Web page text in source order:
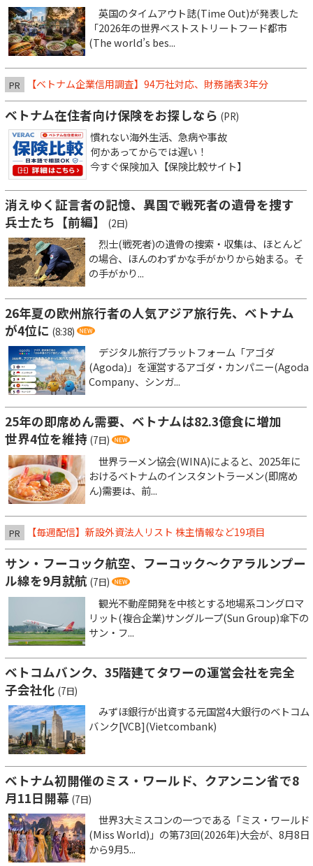
英国のタイムアウト誌(Time Out)が発表した
「2026年の世界ベストストリートフード都市
(The world’s bes...
PR 【ベトナム企業信用調査】94万社対応、財務諸表3年分
ベトナム在住者向け保険をお探しなら (PR)
慣れない海外生活、急病や事故
何かあってからでは遅い！
今すぐ保険加入【保険比較サイト】
消えゆく証言者の記憶、異国で戦死者の遺骨を捜す
兵士たち【前編】
(2日)
烈士(戦死者)の遺骨の捜索・収集は、ほとんど
の場合、ほんのわずかな手がかりから始まる。そ
の手がかり...
26年夏の欧州旅行者の人気アジア旅行先、ベトナム
が4位に (8:38)
デジタル旅行プラットフォーム「アゴダ
(Agoda)」を運営するアゴダ・カンパニー(Agoda
Company、シンガ...
25年の即席めん需要、ベトナムは82.3億食に増加
世界4位を維持 (7日)
世界ラーメン協会(WINA)によると、2025年に
おけるベトナムのインスタントラーメン(即席め
ん)需要は、前...
PR 【毎週配信】新設外資法人リスト 株主情報など19項目
サン・フーコック航空、フーコック～クアラルンプー
ル線を9月就航 (7日)
観光不動産開発を中核とする地場系コングロマ
リット(複合企業)サングループ(Sun Group)傘下の
サン・フ...
ベトコムバンク、35階建てタワーの運営会社を完全
子会社化 (7日)
みずほ銀行が出資する元国営4大銀行のベトコム
バンク[VCB](Vietcombank)
ベトナム初開催のミス・ワールド、クアンニン省で8
月11日開幕 (7日)
世界3大ミスコンの一つである「ミス・ワールド
(Miss World)」の第73回(2026年)大会が、8月8日
から9月5...